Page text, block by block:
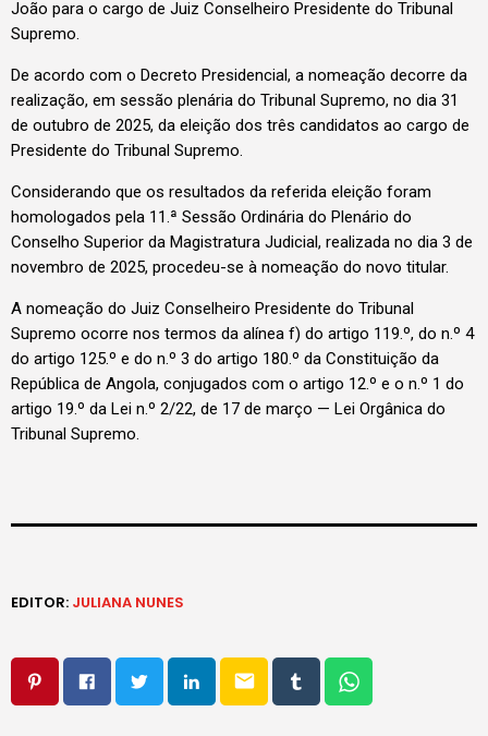
João para o cargo de Juiz Conselheiro Presidente do Tribunal
Supremo.
De acordo com o Decreto Presidencial, a nomeação decorre da
realização, em sessão plenária do Tribunal Supremo, no dia 31
de outubro de 2025, da eleição dos três candidatos ao cargo de
Presidente do Tribunal Supremo.
Considerando que os resultados da referida eleição foram
homologados pela 11.ª Sessão Ordinária do Plenário do
Conselho Superior da Magistratura Judicial, realizada no dia 3 de
novembro de 2025, procedeu-se à nomeação do novo titular.
A nomeação do Juiz Conselheiro Presidente do Tribunal
Supremo ocorre nos termos da alínea f) do artigo 119.º, do n.º 4
do artigo 125.º e do n.º 3 do artigo 180.º da Constituição da
República de Angola, conjugados com o artigo 12.º e o n.º 1 do
artigo 19.º da Lei n.º 2/22, de 17 de março — Lei Orgânica do
Tribunal Supremo.
EDITOR: JULIANA NUNES
email